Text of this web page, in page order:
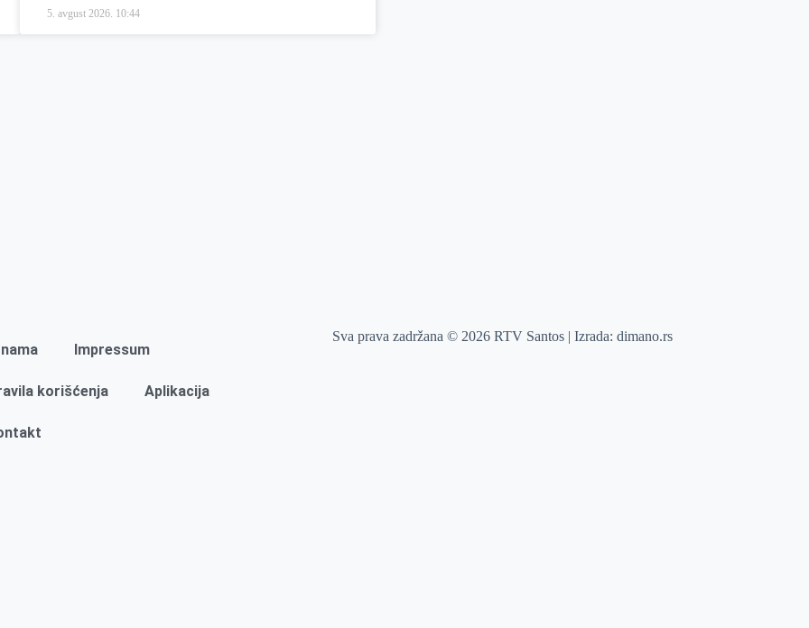
5. avgust 2026. 10:44
Impressum
korišćenja Aplikacija
Sva prava zadržana © 2026 RTV Santos | Izrada:dimano.rs